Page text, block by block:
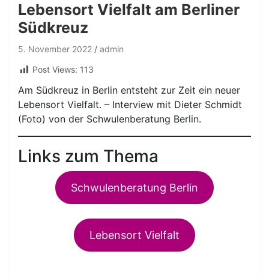
Lebensort Vielfalt am Berliner
Südkreuz
5. November 2022
admin
Post Views: 113
Am Südkreuz in Berlin entsteht zur Zeit ein neuer
Lebensort Vielfalt. – Interview mit Dieter Schmidt
(Foto) von der Schwulenberatung Berlin.
Links zum Thema
Schwulenberatung Berlin
Lebensort Vielfalt